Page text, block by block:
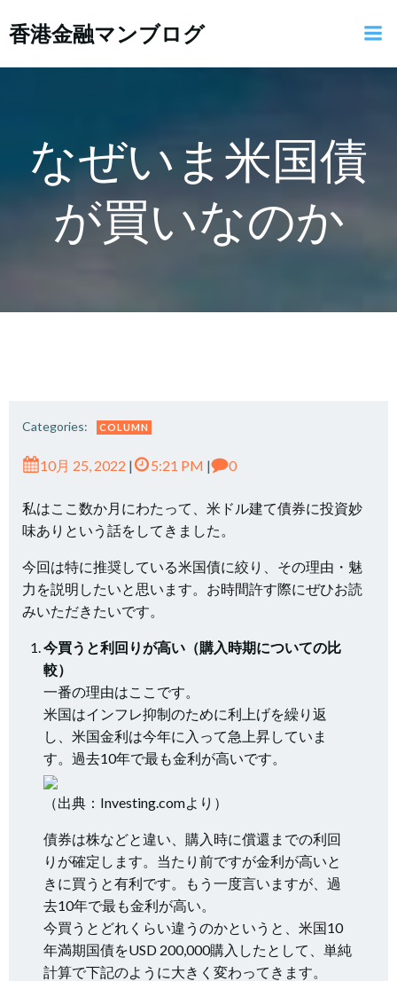
ン
ン
キ
ッ
香港金融マンブログ
なぜいま米国債
が買いなのか
Categories: COLUMN
10月 25, 2022 | 5:21 PM | 0
私はここ数か月にわたって、米ドル建て債券に投資妙
味ありという話をしてきました。
今回は特に推奨している米国債に絞り、その理由・魅
力を説明したいと思います。お時間許す際にぜひお読
みいただきたいです。
今買うと利回りが高い（購入時期についての比
較）
一番の理由はここです。
米国はインフレ抑制のために利上げを繰り返
し、米国金利は今年に入って急上昇していま
す。過去10年で最も金利が高いです。
（出典：Investing.comより）
債券は株などと違い、購入時に償還までの利回
りが確定します。当たり前ですが金利が高いと
きに買うと有利です。もう一度言いますが、過
去10年で最も金利が高い。
今買うとどれくらい違うのかというと、米国10
年満期国債をUSD 200,000購入したとして、単純
計算で下記のように大きく変わってきます。